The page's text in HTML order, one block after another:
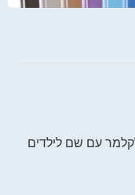
עם שם לילדים